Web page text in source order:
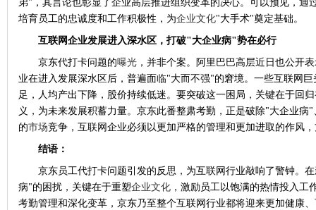
弟" ，其言论也彰显了企业高层推进组织变革的决心。可以预见，
培育员工的忠诚度和工作积极性，为企业文化"大手术"奠定基础。
互联网企业发展进入深水区，打破"大企业病"势在必行
京东代打卡问题的曝光 ，并非个案。阿里巴巴高层近日也公开
业在进入发展深水区后，普遍面临"大而不强"的窘境。一些互联网
足，人均产出下降，股价持续低迷。要突破这一困局，关键在于回
义，为未来发展积蓄力量。京东此番整肃考勤，正是破除"大企业病"
的市场竞争，互联网企业必须以更加严格的管理和更加进取的作风
结语：
京东员工代打卡问题引发的反思，为互联网行业敲响了警钟。
病"的困扰，关键在于重塑企业文化 ，激励员工以饱满的热情投入
考勤管理和深化变革，京东乃至整个互联网行业都将迎来更加健康